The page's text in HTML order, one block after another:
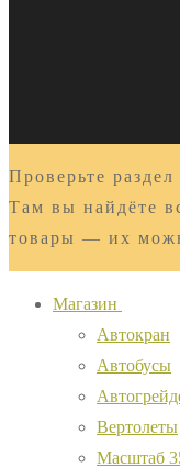
Проверьте
Там вы найдёте
товары — их
Магазин
Автокран
Автобусы
Вертолеты
Масштаб